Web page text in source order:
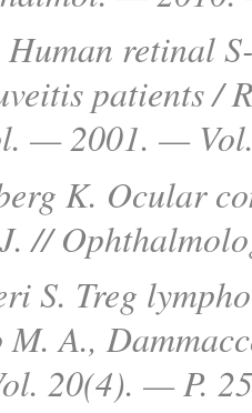
retinal
patients /
— 2001. —
K. Ocular
//
S. Treg
M. A.,
20(4). — P.